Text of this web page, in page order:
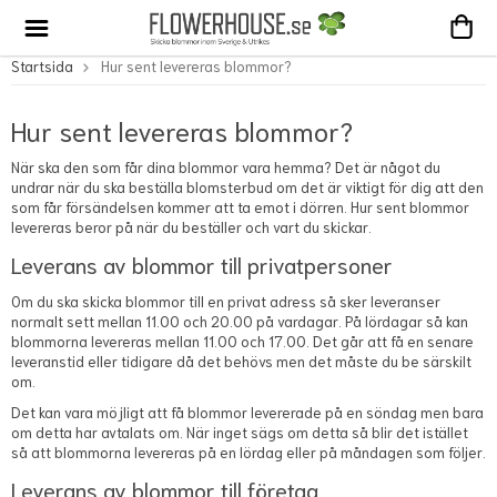
Startsida Hur sent levereras blommor?
Hur sent levereras blommor?
När ska den som får dina blommor vara hemma? Det är något du
undrar när du ska beställa blomsterbud om det är viktigt för dig att den
som får försändelsen kommer att ta emot i dörren. Hur sent blommor
levereras beror på när du beställer och vart du skickar.
Leverans av blommor till privatpersoner
Om du ska skicka blommor till en privat adress så sker leveranser
normalt sett mellan 11.00 och 20.00 på vardagar. På lördagar så kan
blommorna levereras mellan 11.00 och 17.00. Det går att få en senare
leveranstid eller tidigare då det behövs men det måste du be särskilt
om.
Det kan vara möjligt att få blommor levererade på en söndag men bara
om detta har avtalats om. När inget sägs om detta så blir det istället
så att blommorna levereras på en lördag eller på måndagen som följer.
Leverans av blommor till företag